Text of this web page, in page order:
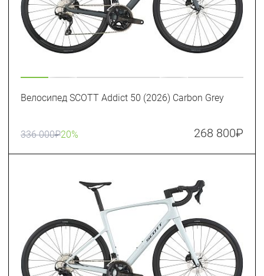
Велосипед SCOTT Addict 50 (2026) Carbon Grey
336 000₽20% 268 800₽